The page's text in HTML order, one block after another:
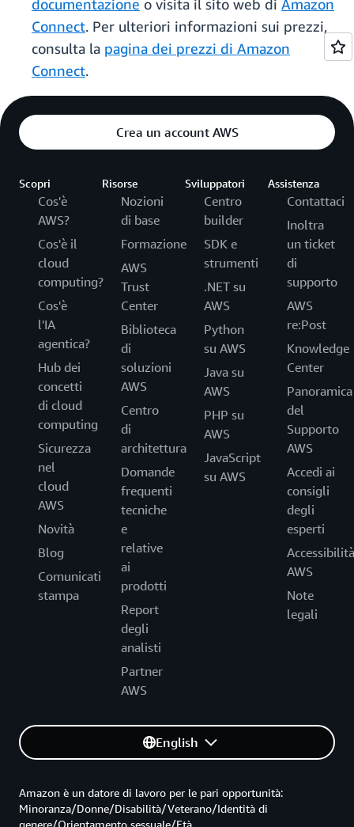
documentazione o visita il sito web di Amazon
Connect. Per ulteriori informazioni sui prezzi,
consulta la pagina dei prezzi di Amazon
Connect.
Crea un account AWS
Scopri
Cos'è
AWS?
Cos'è il
cloud
computing?
Cos'è
l'IA
agentica?
Hub dei
concetti
di cloud
computing
Sicurezza
nel
cloud
AWS
Novità
Blog
Comunicati
stampa
Risorse
Nozioni
di base
Formazione
AWS
Trust
Center
Biblioteca
di
soluzioni
AWS
Centro
di
architettura
Domande
frequenti
tecniche
e
relative
ai
prodotti
Report
degli
analisti
Partner
AWS
Sviluppatori
Centro
builder
SDK e
strumenti
.NET su
AWS
Python
su AWS
Java su
AWS
PHP su
AWS
JavaScript
su AWS
Assistenza
Contattaci
Inoltra
un ticket
di
supporto
AWS
re:Post
Knowledge
Center
Panoramica
del
Supporto
AWS
Accedi ai
consigli
degli
esperti
Accessibilità
AWS
Note
legali
English
Amazon è un datore di lavoro per le pari opportunità:
Minoranza/Donne/Disabilità/Veterano/Identità di